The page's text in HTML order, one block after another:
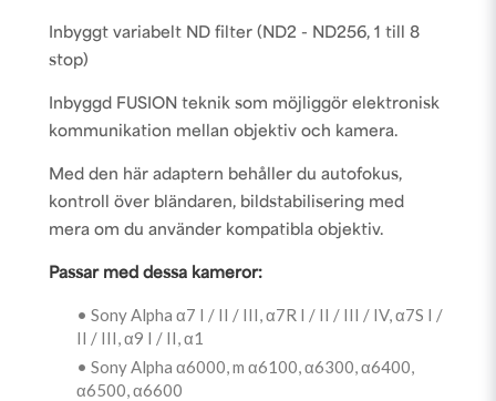
Inbyggt variabelt ND filter (ND2 - ND256, 1 till 8
stop)
Inbyggd FUSION teknik som möjliggör elektronisk
kommunikation mellan objektiv och kamera.
Med den här adaptern behåller du autofokus,
kontroll över bländaren, bildstabilisering med
mera om du använder kompatibla objektiv.
Passar med dessa kameror:
• Sony Alpha α7 I / II / III, α7R I / II / III / IV, α7S I /
II / III, α9 I / II, α1
• Sony Alpha α6000, m α6100, α6300, α6400,
α6500, α6600